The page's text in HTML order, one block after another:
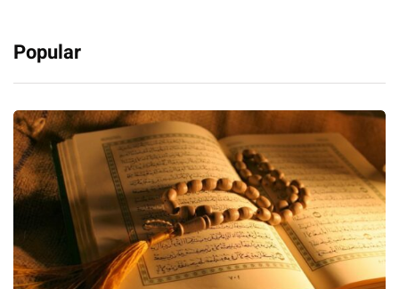
Popular